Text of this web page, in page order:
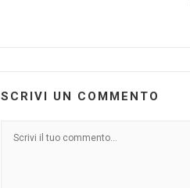
SCRIVI UN COMMENTO